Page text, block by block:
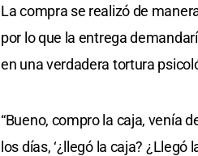
La compra se realizó de
por lo que la entrega
en una verdadera tortura
“Bueno, compro la caja, venía
los días, ‘¿llegó la caja?